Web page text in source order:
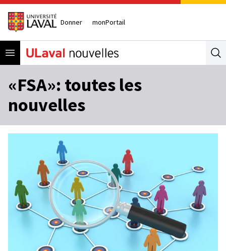
Donner monPortail
Open menu
«FSA»: toutes les
nouvelles